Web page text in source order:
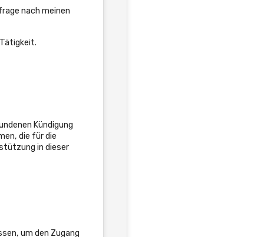
nach meinen
Kündigung
die für die
in dieser
um den Zugang